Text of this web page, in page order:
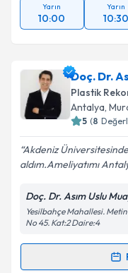
Yarın
10:00
Yarın
10:30
Doç. Dr.
Plastik
Antalya,
5 (8
Akdeniz
aldım.Ameliyatımı
Doç. Dr. Asım Uslu
Yesilbahçe Mahallesi.
No 45. Kat:2 Daire:4
Randevu